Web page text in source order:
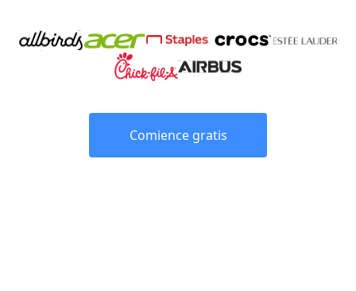
Comience gratis